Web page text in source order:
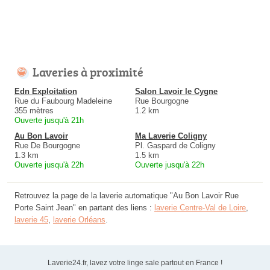
Laveries à proximité
Edn Exploitation
Rue du Faubourg Madeleine
355 mètres
Ouverte jusqu'à 21h
Salon Lavoir le Cygne
Rue Bourgogne
1.2 km
Au Bon Lavoir
Rue De Bourgogne
1.3 km
Ouverte jusqu'à 22h
Ma Laverie Coligny
Pl. Gaspard de Coligny
1.5 km
Ouverte jusqu'à 22h
Retrouvez la page de la laverie automatique "Au Bon Lavoir Rue
Porte Saint Jean" en partant des liens : laverie Centre-Val de Loire
laverie 45
laverie Orléans
Laverie24.fr, lavez votre linge sale partout en France !